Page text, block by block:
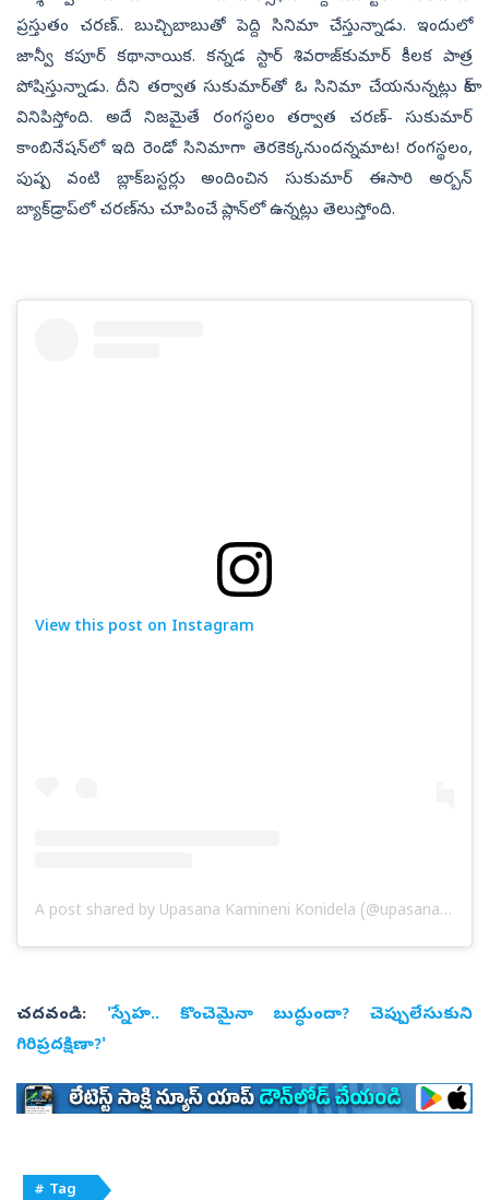
ప్రస్తుతం చరణ్‌.. బుచ్చిబాబుతో పెద్ది సినిమా చేస్తున్నాడు. ఇందులో
జాన్వీ కపూర్‌ కథానాయిక. కన్నడ స్టార్‌ శివరాజ్‌కుమార్‌ కీలక పాత్ర
పోషిస్తున్నాడు. దీని తర్వాత సుకుమార్‌తో ఓ సినిమా చేయనున్నట్లు టాక్‌
వినిపిస్తోంది. అదే నిజమైతే రంగస్థలం తర్వాత చరణ్‌- సుకుమార్‌
కాంబినేషన్‌లో ఇది రెండో సినిమాగా తెరకెక్కనుందన్నమాట! రంగస్థలం,
పుష్ప వంటి బ్లాక్‌బస్టర్లు అందించిన సుకుమార్‌ ఈసారి అర్బన్‌
బ్యాక్‌డ్రాప్‌లో చరణ్‌ను చూపించే ప్లాన్‌లో ఉన్నట్లు తెలుస్తోంది.
View this post on Instagram
A post shared by Upasana Kamineni Konidela (@upasanakaminenikonidela)
చదవండి: 'స్నేహ.. కొంచెమైనా బుద్ధుందా? చెప్పులేసుకుని
గిరిప్రదక్షిణా?'
# Tag